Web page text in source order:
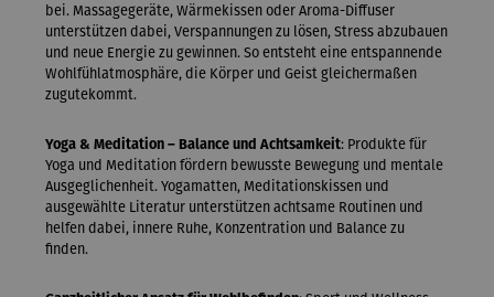
bei. Massagegeräte, Wärmekissen oder Aroma-Diffuser
unterstützen dabei, Verspannungen zu lösen, Stress abzubauen
und neue Energie zu gewinnen. So entsteht eine entspannende
Wohlfühlatmosphäre, die Körper und Geist gleichermaßen
zugutekommt.
Yoga & Meditation – Balance und Achtsamkeit: Produkte für
Yoga und Meditation fördern bewusste Bewegung und mentale
Ausgeglichenheit. Yogamatten, Meditationskissen und
ausgewählte Literatur unterstützen achtsame Routinen und
helfen dabei, innere Ruhe, Konzentration und Balance zu
finden.